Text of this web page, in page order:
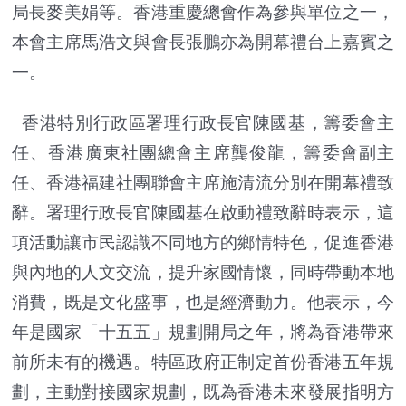
局長麥美娟等。香港重慶總會作為參與單位之一，
本會主席馬浩文與會長張鵬亦為開幕禮台上嘉賓之
一。
香港特別行政區署理行政長官陳國基，籌委會主
任、香港廣東社團總會主席龔俊龍，籌委會副主
任、香港福建社團聯會主席施清流分別在開幕禮致
辭。署理行政長官陳國基在啟動禮致辭時表示，這
項活動讓市民認識不同地方的鄉情特色，促進香港
與內地的人文交流，提升家國情懷，同時帶動本地
消費，既是文化盛事，也是經濟動力。他表示，今
年是國家「十五五」規劃開局之年，將為香港帶來
前所未有的機遇。特區政府正制定首份香港五年規
劃，主動對接國家規劃，既為香港未來發展指明方